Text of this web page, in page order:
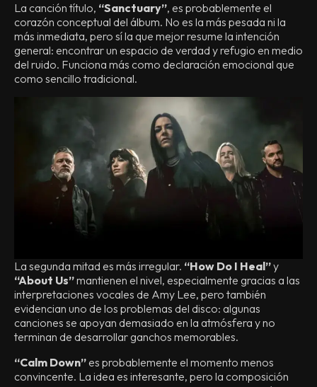
La canción título, “Sanctuary”, es probablemente el
corazón conceptual del álbum. No es la más pesada ni la
más inmediata, pero sí la que mejor resume la intención
general: encontrar un espacio de verdad y refugio en medio
del ruido. Funciona más como declaración emocional que
como sencillo tradicional.
La segunda mitad es más irregular. “How Do I Heal”y
“About Us”mantienen el nivel, especialmente gracias a las
interpretaciones vocales de Amy Lee, pero también
evidencian uno de los problemas del disco: algunas
canciones se apoyan demasiado en la atmósfera y no
terminan de desarrollar ganchos memorables.
“Calm Down” es probablemente el momento menos
convincente. La idea es interesante, pero la composición